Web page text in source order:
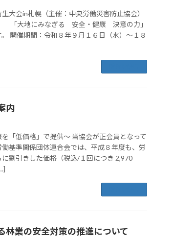
大会in札幌（主催：中央労働災害防止協会）
みなぎる 安全・健康 決意の力」
開催期間：令和８年９月１６日（水）～１８
内
「低価格」で提供～ 当協会が正会員となって
基準関係団体連合会では、平成８年度も、労
割引きした価格（税込/１回につき 2,970
林業の安全対策の推進について